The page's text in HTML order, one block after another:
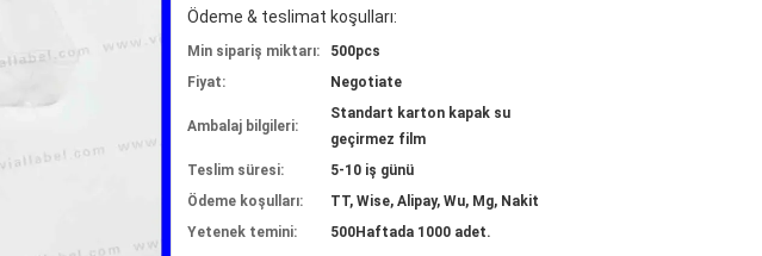
Ödeme & teslimat koşulları:
Min sipariş miktarı:
500pcs
Fiyat:
Negotiate
Ambalaj bilgileri:
Standart karton kapak su
geçirmez film
Teslim süresi:
5-10 iş günü
Ödeme koşulları:
TT, Wise, Alipay, Wu, Mg, Nakit
Yetenek temini:
500Haftada 1000 adet.